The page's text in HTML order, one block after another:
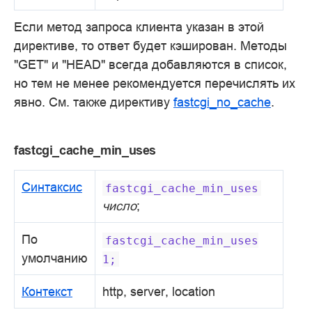
Если метод запроса клиента указан в этой
директиве, то ответ будет кэширован. Методы
"GET" и "HEAD" всегда добавляются в список,
но тем не менее рекомендуется перечислять их
явно. См. также директиву fastcgi_no_cache.
fastcgi_cache_min_uses
Синтаксис fastcgi_cache_min_uses
число;
По
умолчанию
fastcgi_cache_min_uses
1;
Контекст http, server, location